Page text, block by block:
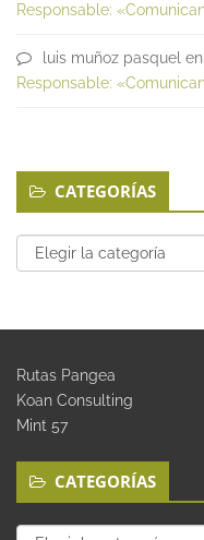
Responsable:
luis muñoz pasquel en
Responsable:
CATEGORÍAS
Categorías
Rutas Pangea
Koan Consulting
Mint 57
CATEGORÍAS
Categorías